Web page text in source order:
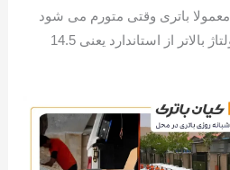
معمولا باتری وقتی متورم می شود
که دینام باتری را با ولتاژ بالاتر از استاندارد یعنی 14.5